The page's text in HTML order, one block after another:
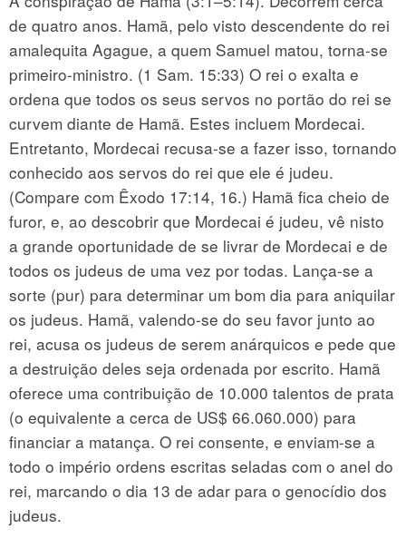
de quatro anos. Hamã, pelo visto descendente do rei
amalequita Agague, a quem Samuel matou, torna-se
primeiro-ministro. (1 Sam. 15:33) O rei o exalta e
ordena que todos os seus servos no portão do rei se
curvem diante de Hamã. Estes incluem Mordecai.
Entretanto, Mordecai recusa-se a fazer isso, tornando
conhecido aos servos do rei que ele é judeu.
(Compare com Êxodo 17:14, 16.) Hamã fica cheio de
furor, e, ao descobrir que Mordecai é judeu, vê nisto
a grande oportunidade de se livrar de Mordecai e de
todos os judeus de uma vez por todas. Lança-se a
sorte (pur) para determinar um bom dia para aniquilar
os judeus. Hamã, valendo-se do seu favor junto ao
rei, acusa os judeus de serem anárquicos e pede que
a destruição deles seja ordenada por escrito. Hamã
oferece uma contribuição de 10.000 talentos de prata
(o equivalente a cerca de US$ 66.060.000) para
financiar a matança. O rei consente, e enviam-se a
todo o império ordens escritas seladas com o anel do
rei, marcando o dia 13 de adar para o genocídio dos
judeus.